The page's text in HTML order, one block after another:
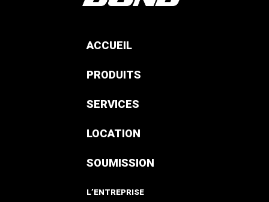
ACCUEIL
PRODUITS
SERVICES
LOCATION
SOUMISSION
L’ENTREPRISE